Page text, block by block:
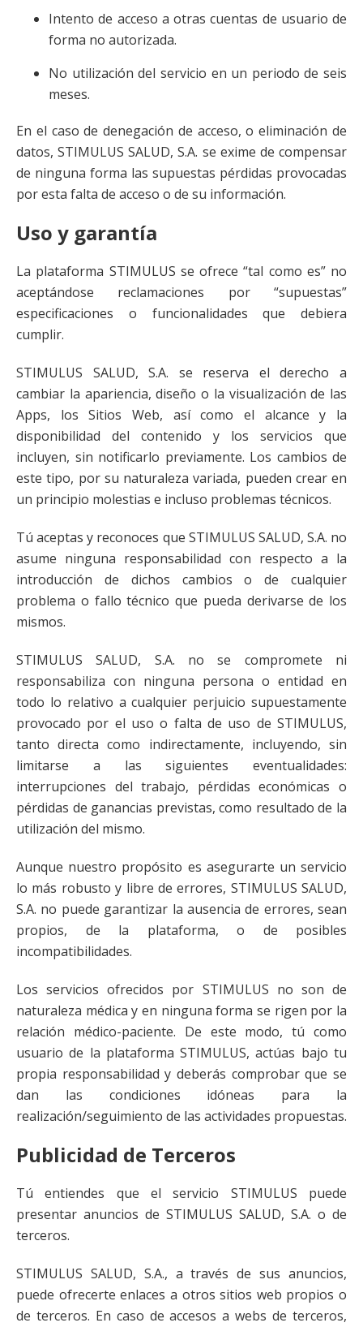
Intento de acceso a otras cuentas de usuario de
forma no autorizada.
No utilización del servicio en un periodo de seis
meses.
En el caso de denegación de acceso, o eliminación de
datos, STIMULUS SALUD, S.A. se exime de compensar
de ninguna forma las supuestas pérdidas provocadas
por esta falta de acceso o de su información.
Uso y garantía
La plataforma STIMULUS se ofrece “tal como es” no
aceptándose reclamaciones por “supuestas”
especificaciones o funcionalidades que debiera
cumplir.
STIMULUS SALUD, S.A. se reserva el derecho a
cambiar la apariencia, diseño o la visualización de las
Apps, los Sitios Web, así como el alcance y la
disponibilidad del contenido y los servicios que
incluyen, sin notificarlo previamente. Los cambios de
este tipo, por su naturaleza variada, pueden crear en
un principio molestias e incluso problemas técnicos.
Tú aceptas y reconoces que STIMULUS SALUD, S.A. no
asume ninguna responsabilidad con respecto a la
introducción de dichos cambios o de cualquier
problema o fallo técnico que pueda derivarse de los
mismos.
STIMULUS SALUD, S.A. no se compromete ni
responsabiliza con ninguna persona o entidad en
todo lo relativo a cualquier perjuicio supuestamente
provocado por el uso o falta de uso de STIMULUS,
tanto directa como indirectamente, incluyendo, sin
limitarse a las siguientes eventualidades:
interrupciones del trabajo, pérdidas económicas o
pérdidas de ganancias previstas, como resultado de la
utilización del mismo.
Aunque nuestro propósito es asegurarte un servicio
lo más robusto y libre de errores, STIMULUS SALUD,
S.A. no puede garantizar la ausencia de errores, sean
propios, de la plataforma, o de posibles
incompatibilidades.
Los servicios ofrecidos por STIMULUS no son de
naturaleza médica y en ninguna forma se rigen por la
relación médico-paciente. De este modo, tú como
usuario de la plataforma STIMULUS, actúas bajo tu
propia responsabilidad y deberás comprobar que se
dan las condiciones idóneas para la
realización/seguimiento de las actividades propuestas.
Publicidad de Terceros
Tú entiendes que el servicio STIMULUS puede
presentar anuncios de STIMULUS SALUD, S.A. o de
terceros.
STIMULUS SALUD, S.A., a través de sus anuncios,
puede ofrecerte enlaces a otros sitios web propios o
de terceros. En caso de accesos a webs de terceros,